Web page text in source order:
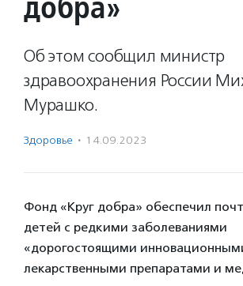
Об этом сообщил министр
здравоохранения России
Мурашко.
Здоровье · 14.09.2023
Фонд «Круг добра» обеспечил
детей с редкими заболеваниями
«дорогостоящими
лекарственными препаратами и